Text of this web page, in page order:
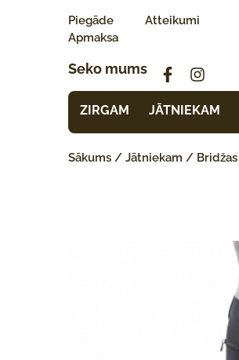
Piegāde
Apmaksa
Atteikumi
Seko mums
ZIRGAM JĀTNIEKAM
Sākums / Jātniekam / Bridžas